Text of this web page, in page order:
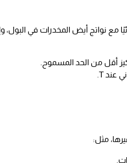
مع نواتج أيض المخدرات في